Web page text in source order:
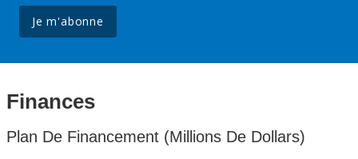
Je m'abonne
Finances
Plan De Financement (Millions De Dollars)